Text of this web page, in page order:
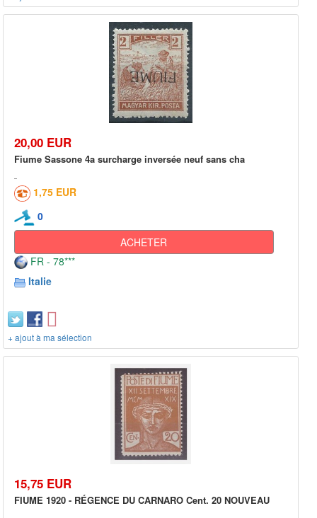
20,00 EUR
Fiume Sassone 4a surcharge inversée neuf sans cha
1,75 EUR
0
ACHETER
FR - 78***
Italie
+ ajout à ma sélection
15,75 EUR
FIUME 1920 - RÉGENCE DU CARNARO Cent. 20 NOUVEAU